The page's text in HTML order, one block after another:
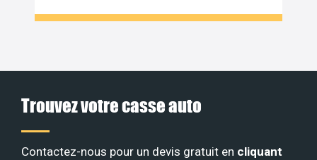
Trouvez votre casse auto
Contactez-nous pour un devis gratuit en cliquant